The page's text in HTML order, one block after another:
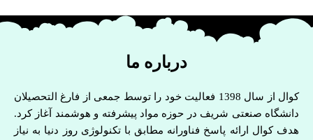
درباره ما
کوال از سال 1398 فعالیت خود را توسط جمعی از فارغ التحصیلان
دانشگاه صنعتی شریف در حوزه مواد پیشرفته و هوشمند آغاز کرد.
هدف کوال ارائه پاسخ فناورانه مطابق با تکنولوژی روز دنیا به نیاز